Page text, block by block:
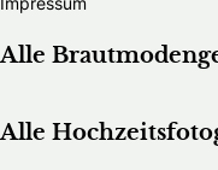
Alle
Alle